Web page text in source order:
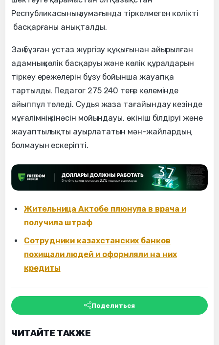
Республикасының аумағында тіркелмеген көлікті
басқарғаны анықталды.
Заң бұзған ұстаз жүргізу құқығынан айырылған
адамның көлік басқаруы және көлік құралдарын
тіркеу ережелерін бұзу бойынша жауапқа
тартылды. Педагог 275 240 теңге көлемінде
айыппұл төледі. Судья жаза тағайындау кезінде
мұғалімнің кінәсін мойындауы, өкініш білдіруі және
жауаптылықты ауырлататын мән-жайлардың
болмауын ескеріпті.
Жительница Актобе плюнула в врача и
получила штраф
Сотрудники казахстанских банков
похищали людей и оформляли на них
кредиты
Поделиться
ЧИТАЙТЕ ТАКЖЕ